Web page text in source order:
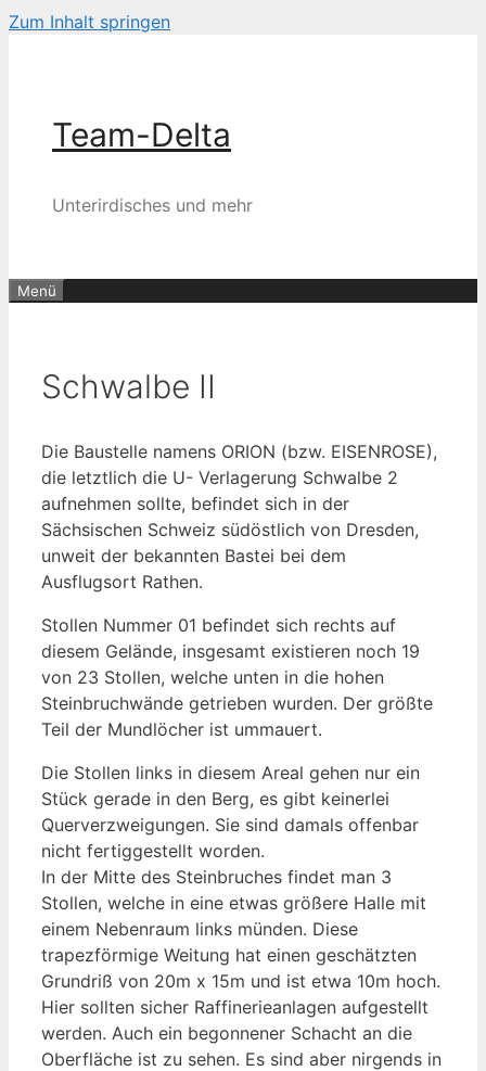
Zum Inhalt springen
Team-Delta
Unterirdisches und mehr
Menü
Schwalbe II
Die Baustelle namens ORION (bzw. EISENROSE),
die letztlich die U- Verlagerung Schwalbe 2
aufnehmen sollte, befindet sich in der
Sächsischen Schweiz südöstlich von Dresden,
unweit der bekannten Bastei bei dem
Ausflugsort Rathen.
Stollen Nummer 01 befindet sich rechts auf
diesem Gelände, insgesamt existieren noch 19
von 23 Stollen, welche unten in die hohen
Steinbruchwände getrieben wurden. Der größte
Teil der Mundlöcher ist ummauert.
Die Stollen links in diesem Areal gehen nur ein
Stück gerade in den Berg, es gibt keinerlei
Querverzweigungen. Sie sind damals offenbar
nicht fertiggestellt worden.
In der Mitte des Steinbruches findet man 3
Stollen, welche in eine etwas größere Halle mit
einem Nebenraum links münden. Diese
trapezförmige Weitung hat einen geschätzten
Grundriß von 20m x 15m und ist etwa 10m hoch.
Hier sollten sicher Raffinerieanlagen aufgestellt
werden. Auch ein begonnener Schacht an die
Oberfläche ist zu sehen. Es sind aber nirgends in